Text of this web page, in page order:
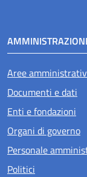
Aree
Documenti e dati
Enti e fondazioni
Organi di governo
Personale
Politici